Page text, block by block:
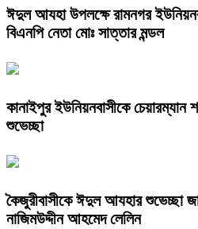
ঈদুল আযহা উপলক্ষে রামনগর
বিএনপি নেতা মোঃ সাত্তার মন্ডল
কানাইপুর ইউনিয়নবাসীকে
শুভেচ্ছা
কৈজুরীবাসীকে ঈদুল আযহার শুভেচ্ছা
নাজিমউদ্দীন আহমেদ লেলিন